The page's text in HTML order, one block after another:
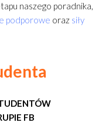
naszego poradnika,
podporowe oraz siły
FB